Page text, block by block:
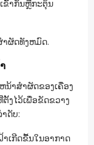
ຂົ້າກັນຫຼືກະຕຸ້ນ
ຜັດທັງຫມົດ.
ນ້າສໍາຜັດຂອງເຄື່ອງ
ງໄວ້ເພື່ອຂັດຂວາງ
ດັບ:
ເກີດຂື້ນໃນອາກາດ